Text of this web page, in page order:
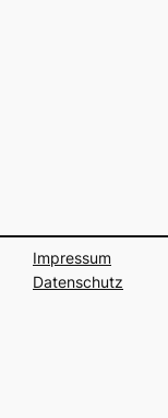
Impressum
Datenschutz